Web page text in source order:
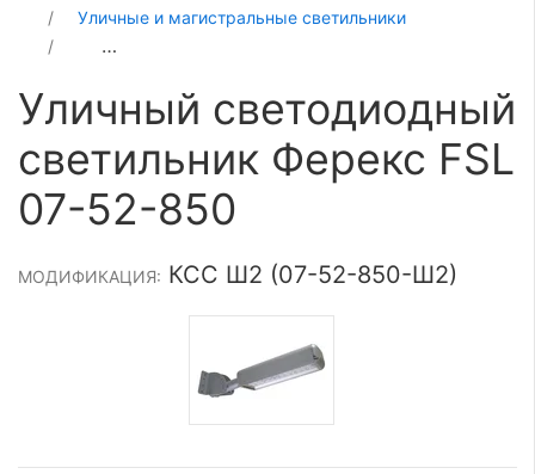
Уличные и магистральные светильники
Уличный светодиодный светильник Ферекс FSL 07-
Уличный светодиодный
светильник Ферекс FSL
07-52-850
МОДИФИКАЦИЯ: КСС Ш2 (07-52-850-Ш2)